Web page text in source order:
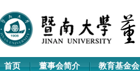
首页 董事会简介 教育基金会